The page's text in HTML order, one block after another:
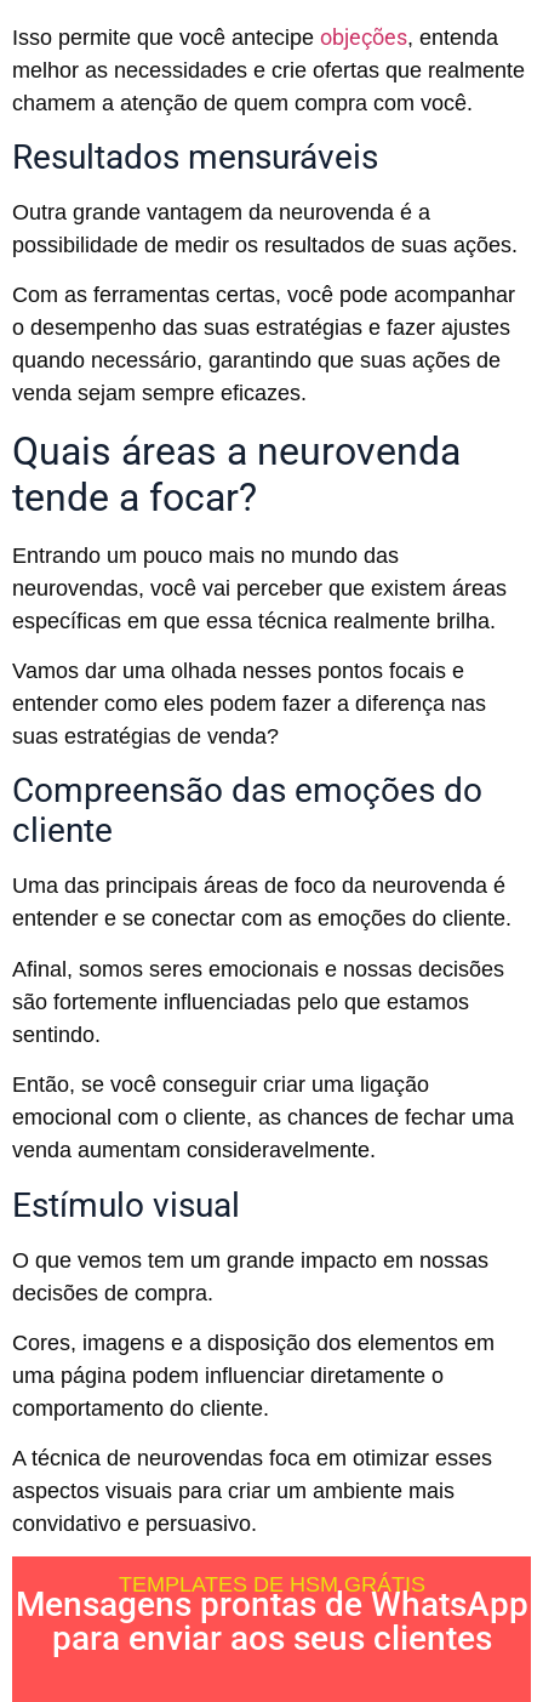
Isso permite que você antecipe objeções, entenda
melhor as necessidades e crie ofertas que realmente
chamem a atenção de quem compra com você.
Resultados mensuráveis
Outra grande vantagem da neurovenda é a
possibilidade de medir os resultados de suas ações.
Com as ferramentas certas, você pode acompanhar
o desempenho das suas estratégias e fazer ajustes
quando necessário, garantindo que suas ações de
venda sejam sempre eficazes.
Quais áreas a neurovenda
tende a focar?
Entrando um pouco mais no mundo das
neurovendas, você vai perceber que existem áreas
específicas em que essa técnica realmente brilha.
Vamos dar uma olhada nesses pontos focais e
entender como eles podem fazer a diferença nas
suas estratégias de venda?
Compreensão das emoções do
cliente
Uma das principais áreas de foco da neurovenda é
entender e se conectar com as emoções do cliente.
Afinal, somos seres emocionais e nossas decisões
são fortemente influenciadas pelo que estamos
sentindo.
Então, se você conseguir criar uma ligação
emocional com o cliente, as chances de fechar uma
venda aumentam consideravelmente.
Estímulo visual
O que vemos tem um grande impacto em nossas
decisões de compra.
Cores, imagens e a disposição dos elementos em
uma página podem influenciar diretamente o
comportamento do cliente.
A técnica de neurovendas foca em otimizar esses
aspectos visuais para criar um ambiente mais
convidativo e persuasivo.
TEMPLATES DE HSM GRÁTIS
Mensagens prontas de WhatsApp
para enviar aos seus clientes